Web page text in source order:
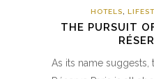
HOTELS
THE PURSUIT
As its name suggests,